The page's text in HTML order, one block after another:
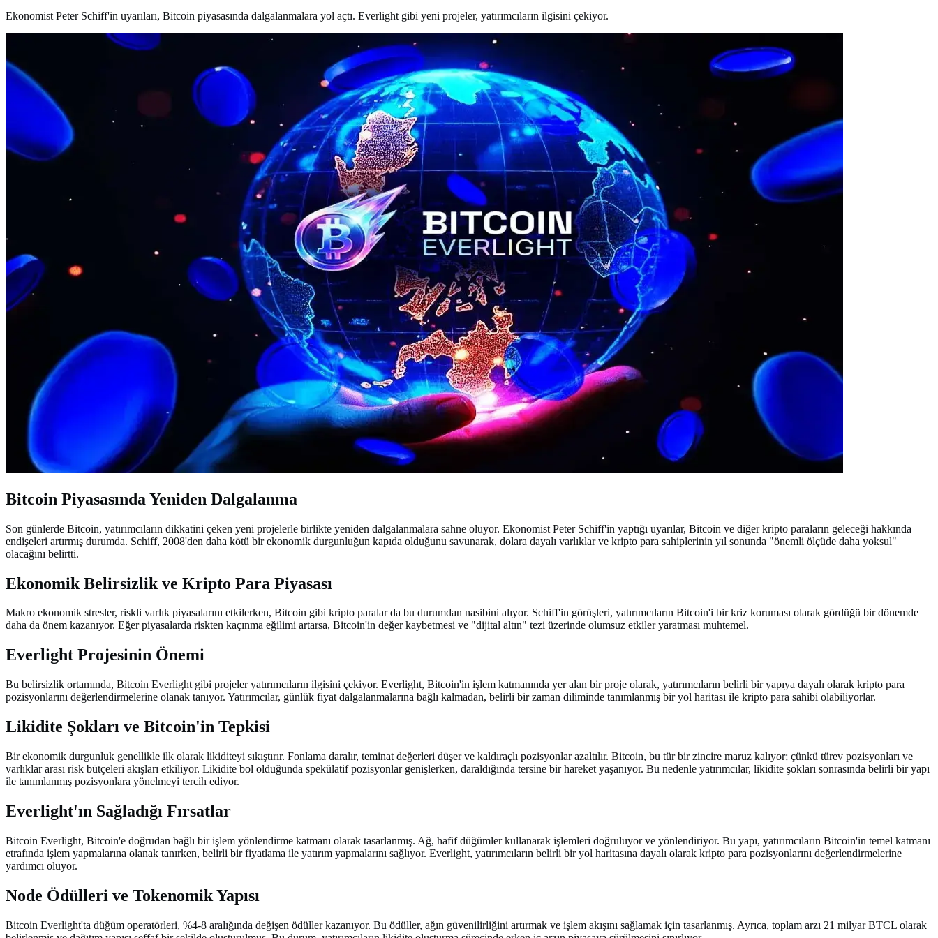
Ekonomist Peter Schiff'in uyarıları, Bitcoin piyasasında dalgalanmalara yol açtı. Everlight gibi yeni projeler, yatırımcıların ilgisini çekiyor.
Bitcoin Piyasasında Yeniden Dalgalanma
Son günlerde Bitcoin, yatırımcıların dikkatini çeken yeni projelerle birlikte yeniden dalgalanmalara sahne oluyor. Ekonomist Peter Schiff'in yaptığı uyarılar, Bitcoin ve diğer kripto paraların geleceği hakkında
endişeleri artırmış durumda. Schiff, 2008'den daha kötü bir ekonomik durgunluğun kapıda olduğunu savunarak, dolara dayalı varlıklar ve kripto para sahiplerinin yıl sonunda "önemli ölçüde daha yoksul"
olacağını belirtti.
Ekonomik Belirsizlik ve Kripto Para Piyasası
Makro ekonomik stresler, riskli varlık piyasalarını etkilerken, Bitcoin gibi kripto paralar da bu durumdan nasibini alıyor. Schiff'in görüşleri, yatırımcıların Bitcoin'i bir kriz koruması olarak gördüğü bir dönemde
daha da önem kazanıyor. Eğer piyasalarda riskten kaçınma eğilimi artarsa, Bitcoin'in değer kaybetmesi ve "dijital altın" tezi üzerinde olumsuz etkiler yaratması muhtemel.
Everlight Projesinin Önemi
Bu belirsizlik ortamında, Bitcoin Everlight gibi projeler yatırımcıların ilgisini çekiyor. Everlight, Bitcoin'in işlem katmanında yer alan bir proje olarak, yatırımcıların belirli bir yapıya dayalı olarak kripto para
pozisyonlarını değerlendirmelerine olanak tanıyor. Yatırımcılar, günlük fiyat dalgalanmalarına bağlı kalmadan, belirli bir zaman diliminde tanımlanmış bir yol haritası ile kripto para sahibi olabiliyorlar.
Likidite Şokları ve Bitcoin'in Tepkisi
Bir ekonomik durgunluk genellikle ilk olarak likiditeyi sıkıştırır. Fonlama daralır, teminat değerleri düşer ve kaldıraçlı pozisyonlar azaltılır. Bitcoin, bu tür bir zincire maruz kalıyor; çünkü türev pozisyonları ve
varlıklar arası risk bütçeleri akışları etkiliyor. Likidite bol olduğunda spekülatif pozisyonlar genişlerken, daraldığında tersine bir hareket yaşanıyor. Bu nedenle yatırımcılar, likidite şokları sonrasında belirli bir yapı
ile tanımlanmış pozisyonlara yönelmeyi tercih ediyor.
Everlight'ın Sağladığı Fırsatlar
Bitcoin Everlight, Bitcoin'e doğrudan bağlı bir işlem yönlendirme katmanı olarak tasarlanmış. Ağ, hafif düğümler kullanarak işlemleri doğruluyor ve yönlendiriyor. Bu yapı, yatırımcıların Bitcoin'in temel katmanı
etrafında işlem yapmalarına olanak tanırken, belirli bir fiyatlama ile yatırım yapmalarını sağlıyor. Everlight, yatırımcıların belirli bir yol haritasına dayalı olarak kripto para pozisyonlarını değerlendirmelerine
yardımcı oluyor.
Node Ödülleri ve Tokenomik Yapısı
Bitcoin Everlight'ta düğüm operatörleri, %4-8 aralığında değişen ödüller kazanıyor. Bu ödüller, ağın güvenilirliğini artırmak ve işlem akışını sağlamak için tasarlanmış. Ayrıca, toplam arzı 21 milyar BTCL olarak